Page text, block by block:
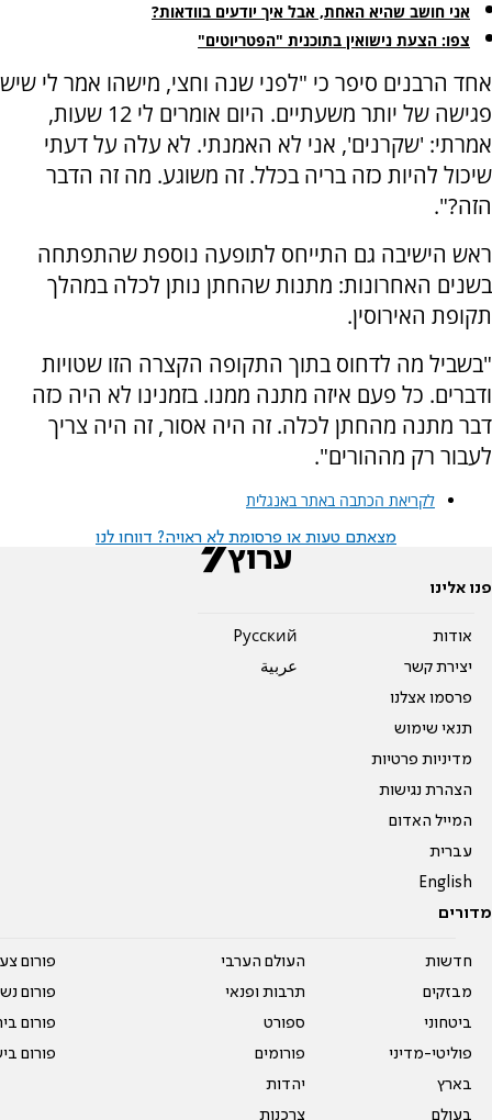
אני חושב שהיא האחת, אבל איך יודעים בוודאות?
צפו: הצעת נישואין בתוכנית "הפטריוטים"
אחד הרבנים סיפר כי "לפני שנה וחצי, מישהו אמר לי שיש
פגישה של יותר משעתיים. היום אומרים לי 12 שעות,
אמרתי: 'שקרנים', אני לא האמנתי. לא עלה על דעתי
שיכול להיות כזה בריה בכלל. זה משוגע. מה זה הדבר
הזה?".
ראש הישיבה גם התייחס לתופעה נוספת שהתפתחה
בשנים האחרונות: מתנות שהחתן נותן לכלה במהלך
תקופת האירוסין.
"בשביל מה לדחוס בתוך התקופה הקצרה הזו שטויות
ודברים. כל פעם איזה מתנה ממנו. בזמנינו לא היה כזה
דבר מתנה מהחתן לכלה. זה היה אסור, זה היה צריך
לעבור רק מההורים".
לקריאת הכתבה באתר באנגלית
מצאתם טעות או פרסומת לא ראויה? דווחו לנו
פנו אלינו
אודות
יצירת קשר
פרסמו אצלנו
תנאי שימוש
מדיניות פרטיות
הצהרת נגישות
המייל האדום
עברית
English
Pусский
عربية
מדורים
חדשות
מבזקים
ביטחוני
פוליטי-מדיני
בארץ
בעולם
העולם הערבי
תרבות ופנאי
ספורט
פורומים
יהדות
צרכנות
פורום
פורום
פורום
פורום